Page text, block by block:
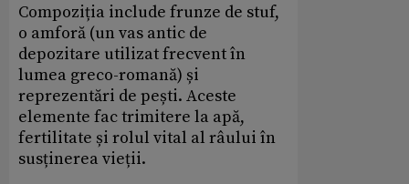
Compoziția include frunze de stuf,
o amforă (un vas antic de
depozitare utilizat frecvent în
lumea greco-romană) și
reprezentări de pești. Aceste
elemente fac trimitere la apă,
fertilitate și rolul vital al râului în
susținerea vieții.